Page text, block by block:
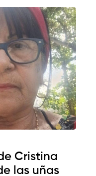
Cristina
las uñas